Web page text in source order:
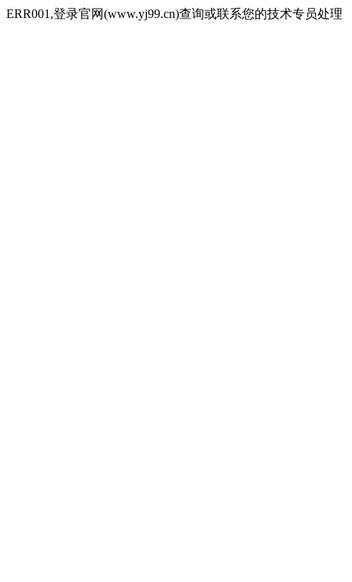
ERR001,登录官网(www.yj99.cn)查询或联系您的技术专员处理